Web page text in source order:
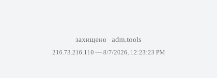
захищено adm.tools
216.73.216.110 — 8/7/2026, 12:23:23 PM